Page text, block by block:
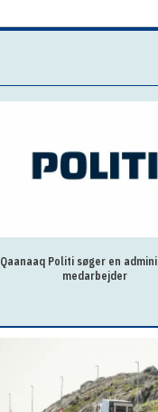
Qaanaaq Politi søger en
medarbejder